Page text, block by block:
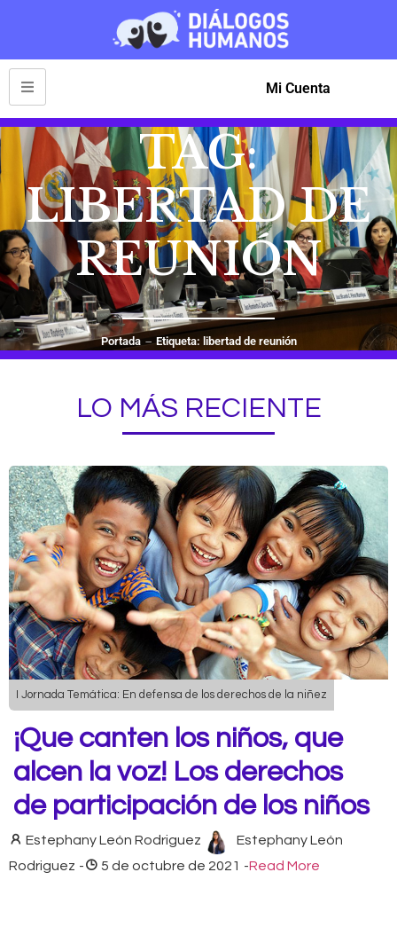
Mi Cuenta
TAG:
LIBERTAD DE
REUNIÓN
Portada Etiqueta: libertad de reunión
LO MÁS RECIENTE
I Jornada Temática: En defensa de los derechos de la niñez
¡Que canten los niños, que
alcen la voz! Los derechos
de participación de los niños
Estephany León Rodriguez
Estephany León
Rodriguez - 5 de octubre de 2021 -Read More